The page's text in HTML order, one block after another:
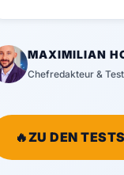
MAXIMILIAN
Chefredakteur &
🔥ZU DEN